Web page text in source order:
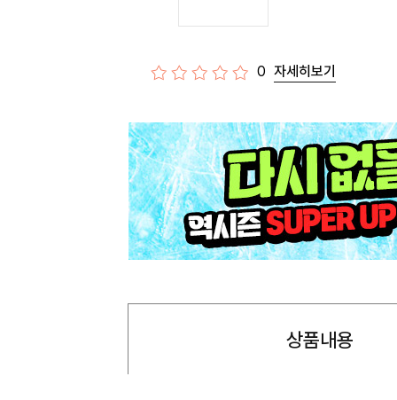
0 자세히보기
상품내용